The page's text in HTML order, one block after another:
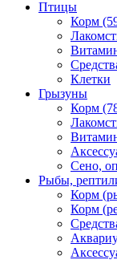
Птицы
Корм
Клетки
Грызуны
Корм
Сено,
Рыбы,
Корм
Корм